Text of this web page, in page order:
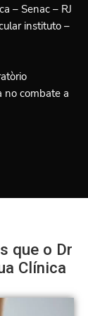
– Senac – RJ
instituto –
no combate a
que o Dr
Clínica